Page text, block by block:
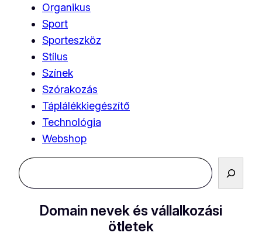
Organikus
Sport
Sporteszköz
Stílus
Színek
Szórakozás
Táplálékkiegészítő
Technológia
Webshop
Keresés
Domain nevek és vállalkozási
ötletek